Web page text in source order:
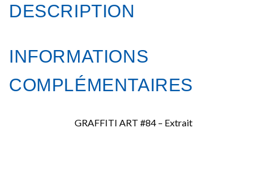
DESCRIPTION
INFORMATIONS
COMPLÉMENTAIRES
GRAFFITI ART #84 – Extrait